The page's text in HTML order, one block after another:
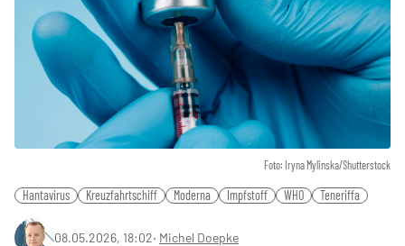
Foto: Iryna Mylinska/Shutterstock
Hantavirus Kreuzfahrtschiff Moderna Impfstoff WHO Teneriffa
08.05.2026, 18:02‧ Michel Doepke